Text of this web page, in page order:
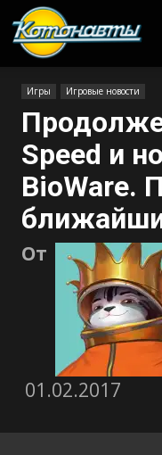
Игры Игровые новости
Speed и
BioWare.
От
01.02.2017